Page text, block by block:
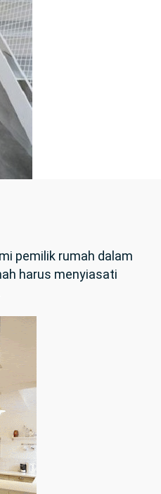
pemilik rumah dalam
harus menyiasati